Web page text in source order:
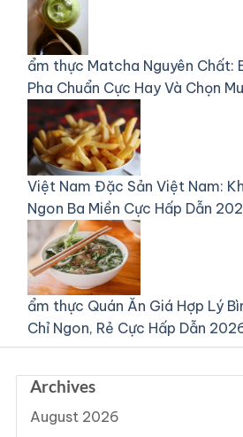
ẩm thực Matcha Nguyên Chất:
Pha Chuẩn Cực Hay Và Chọn
Việt Nam Đặc Sản Việt Nam:
Ngon Ba Miền Cực Hấp Dẫn
ẩm thực Quán Ăn Giá Hợp Lý
Chỉ Ngon, Rẻ Cực Hấp Dẫn
Archives
August 2026